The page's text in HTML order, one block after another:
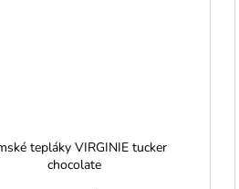
tepláky VIRGINIE tucker
chocolate